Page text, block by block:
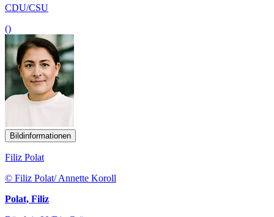
CDU/CSU
()
Bildinformationen
Filiz Polat
© Filiz Polat/ Annette Koroll
Polat, Filiz